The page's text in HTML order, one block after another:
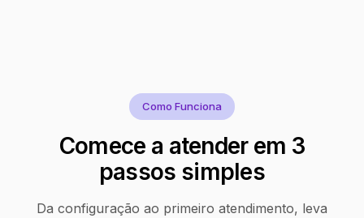
Como Funciona
Comece a atender em 3
passos simples
Da configuração ao primeiro atendimento, leva